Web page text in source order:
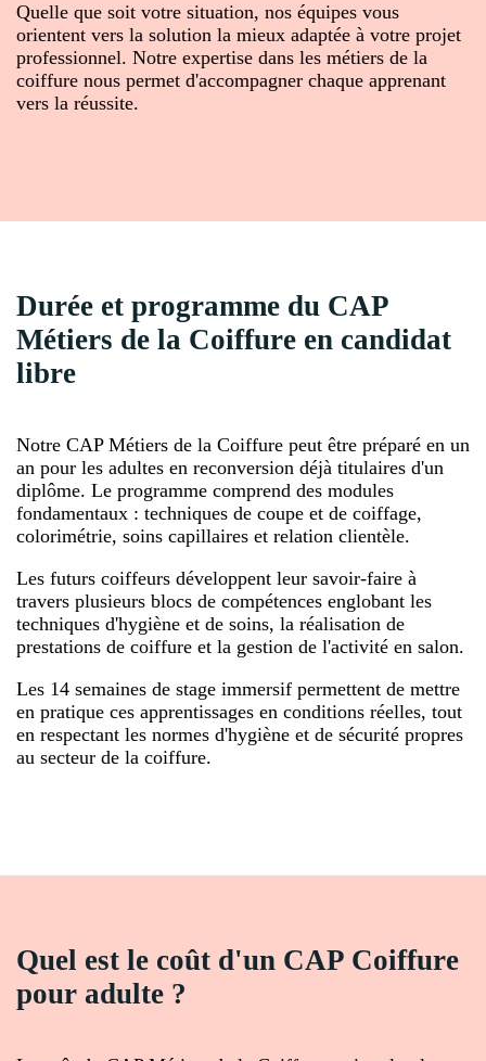
Quelle que soit votre situation, nos équipes vous
orientent vers la solution la mieux adaptée à votre projet
professionnel. Notre expertise dans les métiers de la
coiffure nous permet d'accompagner chaque apprenant
vers la réussite.
Durée et programme du CAP
Métiers de la Coiffure en candidat
libre
Notre CAP Métiers de la Coiffure peut être préparé en un
an pour les adultes en reconversion déjà titulaires d'un
diplôme. Le programme comprend des modules
fondamentaux : techniques de coupe et de coiffage,
colorimétrie, soins capillaires et relation clientèle.
Les futurs coiffeurs développent leur savoir-faire à
travers plusieurs blocs de compétences englobant les
techniques d'hygiène et de soins, la réalisation de
prestations de coiffure et la gestion de l'activité en salon.
Les 14 semaines de stage immersif permettent de mettre
en pratique ces apprentissages en conditions réelles, tout
en respectant les normes d'hygiène et de sécurité propres
au secteur de la coiffure.
Quel est le coût d'un CAP Coiffure
pour adulte ?